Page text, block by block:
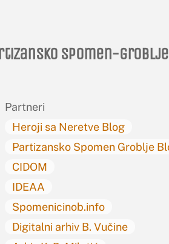
spomen-groblje
Partneri
Heroji sa Neretve Blog
Partizansko Spomen Groblje
CIDOM
IDEAA
Spomenicinob.info
Digitalni arhiv B. Vučine